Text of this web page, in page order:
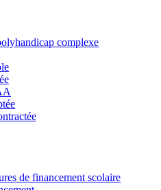
complexe
de financement scolaire